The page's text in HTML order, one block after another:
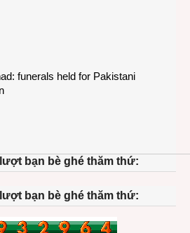
funerals held for Pakistani
bạn bè ghé thăm thứ:
bạn bè ghé thăm thứ: